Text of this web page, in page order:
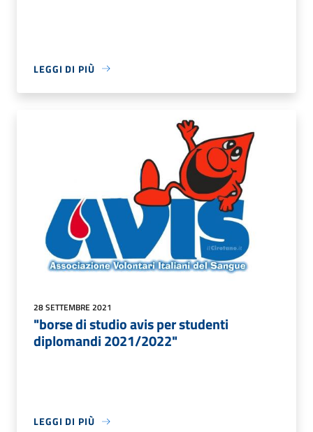
LEGGI DI PIÙ
28 SETTEMBRE 2021
"borse di studio avis per studenti
diplomandi 2021/2022"
LEGGI DI PIÙ